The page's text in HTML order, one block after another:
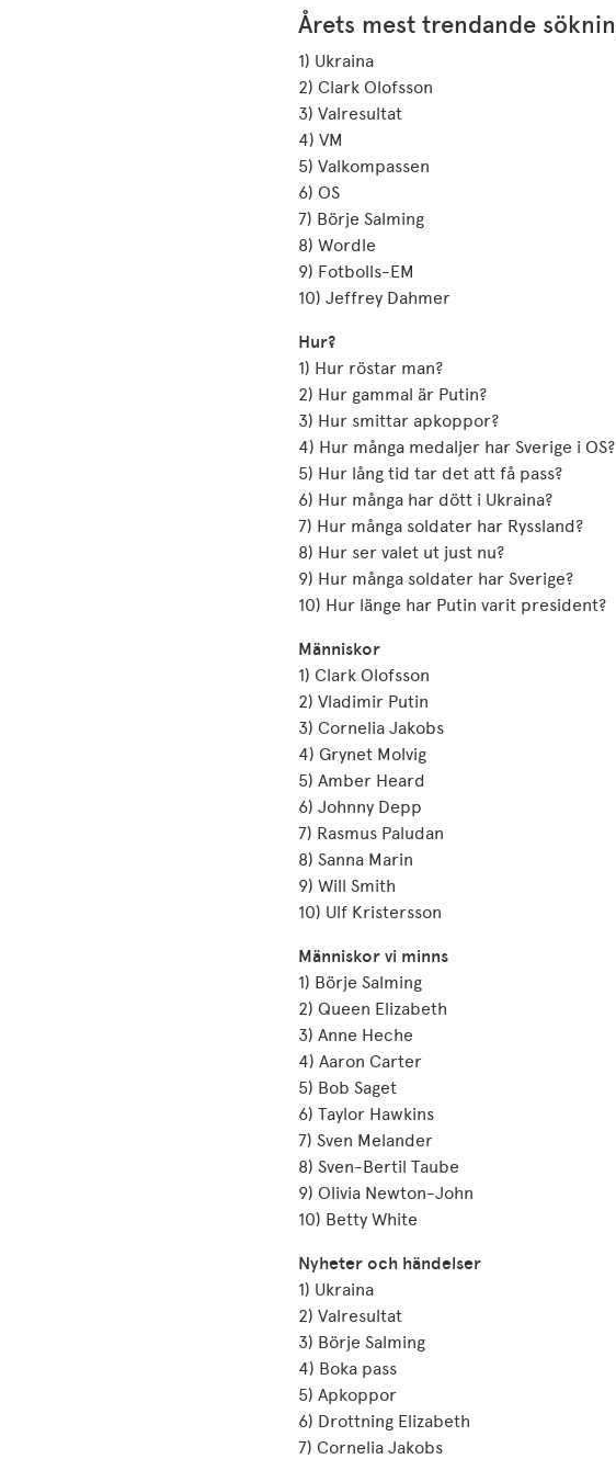
Årets mest trendande
1) Ukraina
2) Clark Olofsson
3) Valresultat
4) VM
5) Valkompassen
6) OS
7) Börje Salming
8) Wordle
9) Fotbolls-EM
10) Jeffrey Dahmer
Hur?
1) Hur röstar man?
2) Hur gammal är Putin?
3) Hur smittar apkoppor?
4) Hur många medaljer har Sverige i OS?
5) Hur lång tid tar det att få pass?
6) Hur många har dött i Ukraina?
7) Hur många soldater har Ryssland?
8) Hur ser valet ut just nu?
9) Hur många soldater har Sverige?
10) Hur länge har Putin varit president?
Människor
1) Clark Olofsson
2) Vladimir Putin
3) Cornelia Jakobs
4) Grynet Molvig
5) Amber Heard
6) Johnny Depp
7) Rasmus Paludan
8) Sanna Marin
9) Will Smith
10) Ulf Kristersson
Människor vi minns
1) Börje Salming
2) Queen Elizabeth
3) Anne Heche
4) Aaron Carter
5) Bob Saget
6) Taylor Hawkins
7) Sven Melander
8) Sven-Bertil Taube
9) Olivia Newton-John
10) Betty White
Nyheter och händelser
1) Ukraina
2) Valresultat
3) Börje Salming
4) Boka pass
5) Apkoppor
6) Drottning Elizabeth
7) Cornelia Jakobs